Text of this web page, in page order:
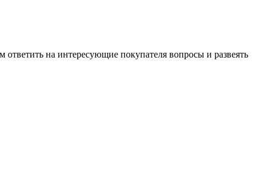
на интересующие покупателя вопросы и развеять